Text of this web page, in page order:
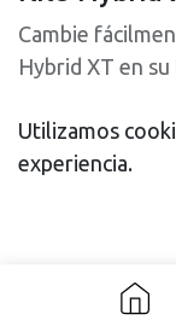
Cambie
Hybrid XT en
Kit de
Incluye:
• 8542 -
Utilizamos
experiencia.